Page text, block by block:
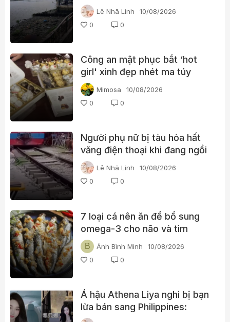
trúng thi thể người phụ nữ
Lê Nhã Linh
10/08/2026
0
0
Công an mật phục bắt ‘hot
girl' xinh đẹp nhét ma túy
trong hộp kẹo
Mimosa
10/08/2026
0
0
Người phụ nữ bị tàu hỏa hất
văng điện thoại khi đang ngồi
sát đường ray ở phố đường
tàu Văn Miếu
Lê Nhã Linh
10/08/2026
0
0
7 loại cá nên ăn để bổ sung
omega-3 cho não và tim
B Ánh Bình Minh
10/08/2026
0
0
Á hậu Athena Liya nghi bị bạn
lừa bán sang Philippines:
Những tình tiết mới hé lộ sau